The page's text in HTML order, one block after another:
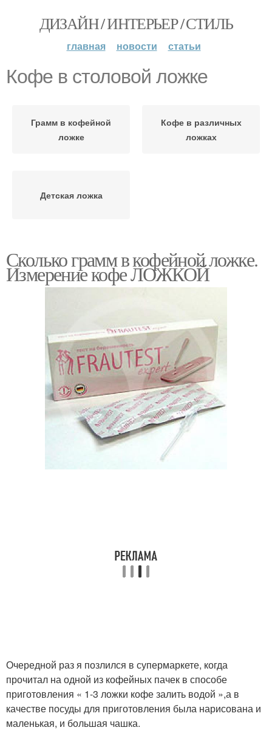
ДИЗАЙН / ИНТЕРЬЕР / СТИЛЬ
главная новости статьи
Кофе в столовой ложке
Грамм в кофейной
ложке
Кофе в различных
ложках
Детская ложка
Сколько грамм в кофейной ложке.
Измерение кофе ЛОЖКОЙ
Очередной раз я позлился в супермаркете, когда
прочитал на одной из кофейных пачек в способе
приготовления « 1-3 ложки кофе залить водой »,а в
качестве посуды для приготовления была нарисована и
маленькая, и большая чашка.